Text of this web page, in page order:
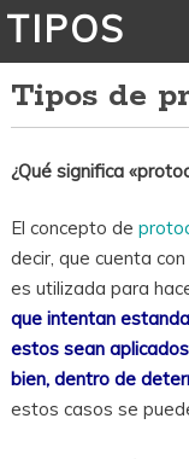
TIPOS
Tipos de
¿Qué significa
El concepto de
decir, que cuenta
es utilizada para
que intentan
estos sean
bien, dentro de
estos casos se